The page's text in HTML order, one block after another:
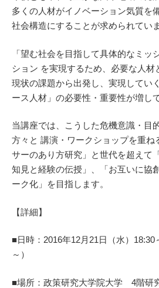
多くの人材がイノベーション気質を
社会構造にすることが求められていま
「望む社会を目指して具体的なミッ
ション を実現するため、必要な人材
現状の課題から出発し、実現してい
ース人材」の必要性・重要性が増し
当講座では、こうした危機意識・目
方々と 講演・ワークショップを重ね
サーのあり方研究」と世代を超えて
知見と経験の伝授」、「お互いに協
ーク化」を目指します。
【詳細】
■日時：2016年12月21日（水）18:30
～）
■場所：政策研究大学院大学 4階